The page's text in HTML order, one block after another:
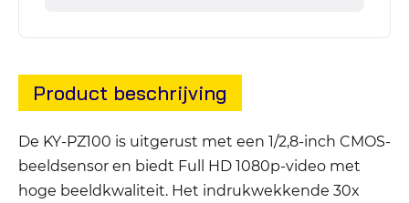
Product beschrijving
De KY-PZ100 is uitgerust met een 1/2,8-inch CMOS-
beeldsensor en biedt Full HD 1080p-video met
hoge beeldkwaliteit. Het indrukwekkende 30x